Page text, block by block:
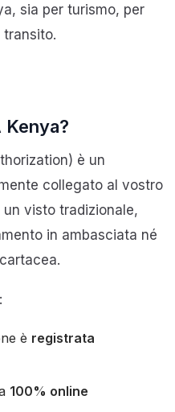
sia per turismo, per
transito.
Kenya?
è un
collegato al vostro
visto tradizionale,
in ambasciata né
è registrata
100% online